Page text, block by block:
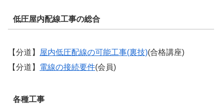
低圧屋内配線工事の総合
【分道】 屋内低圧配線の可能工事(裏技)(合格講座)
【分道】 電線の接続要件(会員)
各種工事